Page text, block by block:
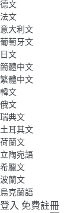
德文
法文
意大利文
葡萄牙文
日文
簡體中文
繁體中文
韓文
俄文
瑞典文
土耳其文
荷蘭文
立陶宛語
希臘文
波蘭文
烏克蘭語
登入 免費註冊